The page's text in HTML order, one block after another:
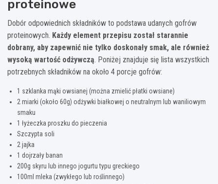
proteinowe
Dobór odpowiednich składników to podstawa udanych gofrów
proteinowych. Każdy element przepisu został starannie
dobrany, aby zapewnić nie tylko doskonały smak, ale również
wysoką wartość odżywczą. Poniżej znajduje się lista wszystkich
potrzebnych składników na około 4 porcje gofrów:
1 szklanka mąki owsianej (można zmielić płatki owsiane)
2 miarki (około 60g) odżywki białkowej o neutralnym lub waniliowym
smaku
1 łyżeczka proszku do pieczenia
Szczypta soli
2 jajka
1 dojrzały banan
200g skyru lub innego jogurtu typu greckiego
100ml mleka (zwykłego lub roślinnego)